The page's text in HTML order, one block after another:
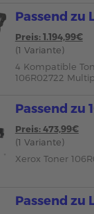
Passend zu
Preis: 1.194,99€
(1 Variante)
4 Kompatible
106R02722
Passend zu
Preis: 473,99€
(1 Variante)
Xerox Toner
Passend zu